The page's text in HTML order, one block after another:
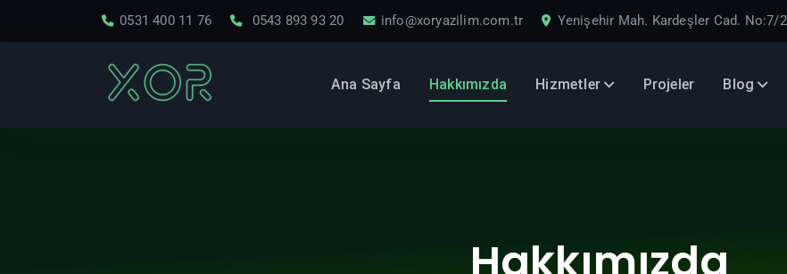
0531 400 11 76 0543 893 93 20 info@xoryazilim.com.tr Yenişehir Mah. Kardeşler Cad. No:7/
Ana Sayfa Hakkımızda Hizmetler Projeler Blog
Hakkımızda